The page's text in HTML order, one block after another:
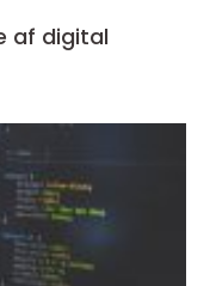
af digital